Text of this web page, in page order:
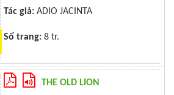
Tác giả: ADIO JACINTA
Số trang: 8 tr.
THE OLD LION